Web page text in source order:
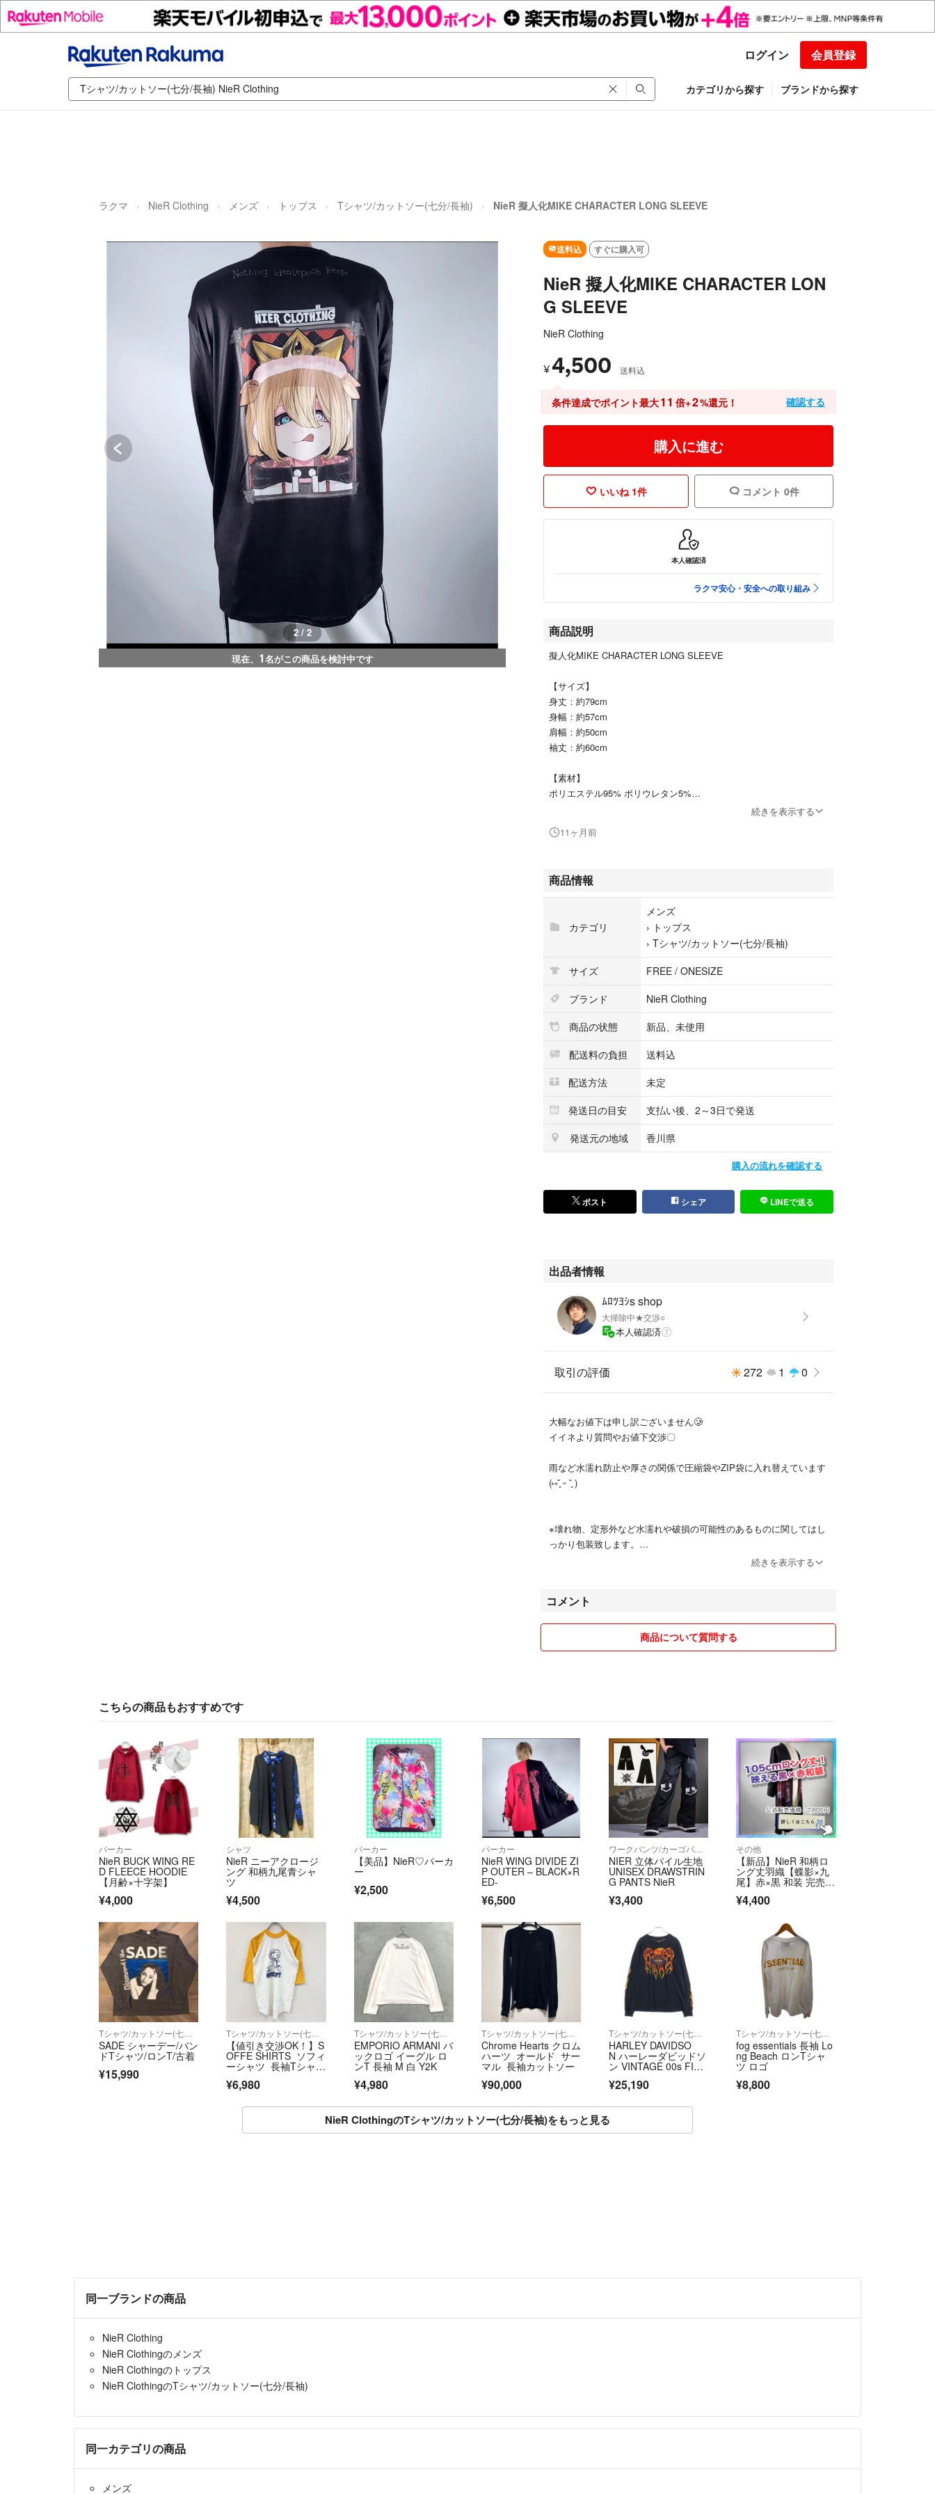
ログイン 会員登録
カテゴリから探す ブランドから探す
ラクマ NieR Clothing メンズ トップス Tシャツ/カットソー(七分/長袖) NieR 擬人化MIKE CHARACTER LONG SLEEVE
1 / 2
現在、 1名がこの商品を検討中です
送料込 すぐに購入可
NieR 擬人化MIKE CHARACTER LON
G SLEEVE
NieR Clothing
¥4,500 送料込
条件達成でポイント最大11 倍+2%還元！ 確認する
購入に進む
いいね 1件 コメント 0件
本人確認済
ラクマ安心・安全への取り組み
商品説明
擬人化MIKE CHARACTER LONG SLEEVE
【サイズ】
身丈：約79cm
身幅：約57cm
肩幅：約50cm
袖丈：約60cm
【素材】
ポリエステル95% ポリウレタン5%
続きを表示する
11ヶ月前
商品情報
カテゴリ
メンズ
› トップス
› Tシャツ/カットソー(七分/長袖)
サイズ
FREE / ONESIZE
ブランド
NieR Clothing
商品の状態
新品、未使用
配送料の負担
送料込
配送方法
未定
発送日の目安
支払い後、2～3日で発送
発送元の地域
香川県
購入の流れを確認する
ポスト シェア LINEで送る
出品者情報
ﾑﾛﾂﾖｼs shop
大掃除中★交渉○
本人確認済
取引の評価 272 1 0
大幅なお値下は申し訳ございません🥲
イイネより質問やお値下交渉〇
雨など水濡れ防止や厚さの関係で圧縮袋やZIP袋に入れ替えています
(⑅˘͈ ᵕ ˘͈ )
※壊れ物、定形外など水濡れや破損の可能性のあるものに関してはし
っかり包装致します。
服のまとめ売りは一つ一つ袋の包装は致しません( •︠ˍ•︡ )続きを表示する
コメント
商品について質問する
こちらの商品もおすすめです
パーカー
NieR BUCK WING RE
D FLEECE HOODIE
【月齢×十字架】
¥4,000
シャツ
NieR ニーアクロージ
ング 和柄九尾青シャ
ツ
¥4,500
パーカー
【美品】NieR♡パーカ
ー
¥2,500
パーカー
NieR WING DIVIDE ZI
P OUTER – BLACK×R
ED-
¥6,500
ワークパンツ/カーゴパンツ
NIER 立体パイル生地
UNISEX DRAWSTRIN
G PANTS NieR
¥3,400
その他
【新品】NieR 和柄ロ
ング丈羽織【蝶影×九
尾】赤×黒 和装 完売
¥4,400
SADE シャーデー/バン
ドTシャツ/ロンT/古着
¥15,990
【値引き交渉OK！】S
OFFE SHIRTS ソフィ
ーシャツ 長袖Tシャ
ツ/ロンT ラグラン ス
ヌーピー 黄色 イエロ
¥6,980
Tシャツ/カットソー(七分/長袖)
EMPORIO ARMANI バ
ックロゴ イーグル ロ
ンT 長袖 M 白 Y2K
¥4,980
Tシャツ/カットソー(七分/長袖)
Chrome Hearts クロム
ハーツ オールド サー
マル 長袖カットソー
¥90,000
HARLEY DAVIDSO
N ハーレーダビッドソ
ン VINTAGE 00s FIR
ー フレイム ロンT 長
ク
¥25,190
fog essentials 長袖 Lo
ng Beach ロンTシャ
ツ ロゴ
¥8,800
NieR ClothingのTシャツ/カットソー(七分/長袖)をもっと見る
同一ブランドの商品
NieR Clothing
NieR Clothingのメンズ
NieR Clothingのトップス
NieR ClothingのTシャツ/カットソー(七分/長袖)
同一カテゴリの商品
メンズ